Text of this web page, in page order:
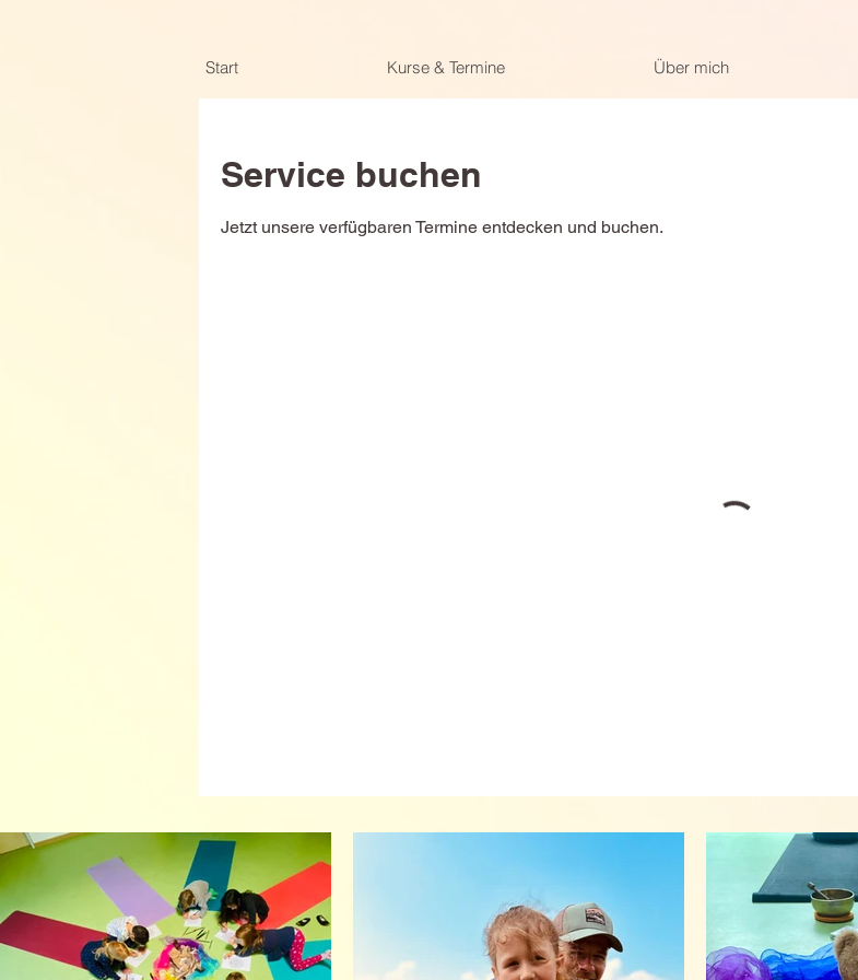
Start Kurse & Termine Über mich
Service buchen
Jetzt unsere verfügbaren Termine entdecken und buchen.